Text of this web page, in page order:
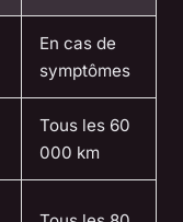
En cas de
symptômes
Tous les 60
000 km